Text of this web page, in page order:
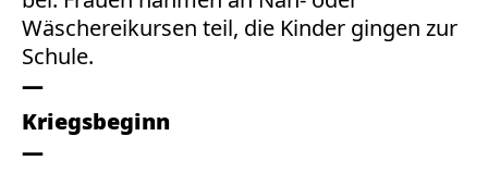
Wäschereikursen teil, die Kinder gingen zur
Schule.
Kriegsbeginn